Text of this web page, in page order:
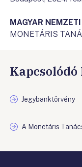
MAGYAR
MONETÁRIS
Jegybanktörvény
A Monetáris